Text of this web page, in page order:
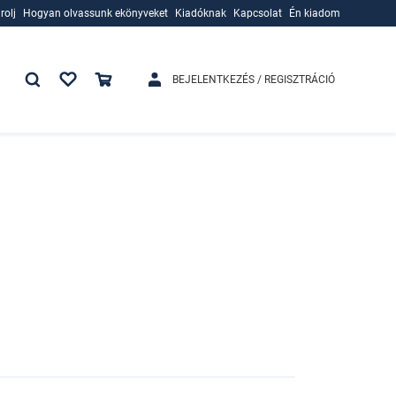
Hogyan olvassunk ekönyveket
Kiadóknak
Kapcsolat Én kiadom
BEJELENTKEZÉS / REGISZTRÁCIÓ